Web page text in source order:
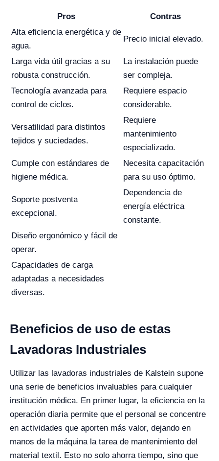
Pros
Contras
Alta eficiencia energética y de
agua.
Precio inicial elevado.
Larga vida útil gracias a su
robusta construcción.
La instalación puede
ser compleja.
Tecnología avanzada para
control de ciclos.
Requiere espacio
considerable.
Versatilidad para distintos
tejidos y suciedades.
Requiere
mantenimiento
especializado.
Cumple con estándares de
higiene médica.
Necesita capacitación
para su uso óptimo.
Soporte postventa
excepcional.
Dependencia de
energía eléctrica
constante.
Diseño ergonómico y fácil de
operar.
Capacidades de carga
adaptadas a necesidades
diversas.
Beneficios de uso de estas
Lavadoras Industriales
Utilizar las lavadoras industriales de Kalstein supone
una serie de beneficios invaluables para cualquier
institución médica. En primer lugar, la eficiencia en la
operación diaria permite que el personal se concentre
en actividades que aporten más valor, dejando en
manos de la máquina la tarea de mantenimiento del
material textil. Esto no solo ahorra tiempo, sino que